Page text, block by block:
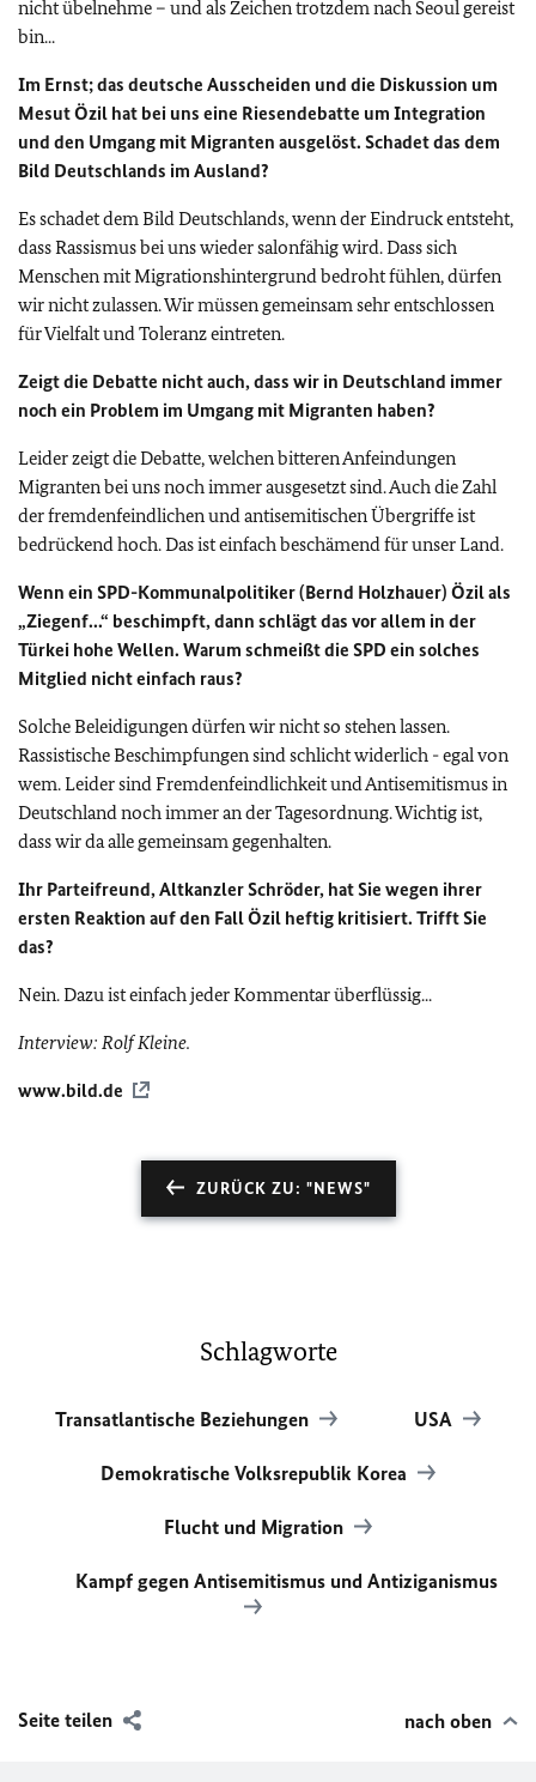
nicht übelnehme – und als Zeichen trotzdem nach Seoul gereist
bin...
Im Ernst; das deutsche Ausscheiden und die Diskussion um
Mesut Özil hat bei uns eine Riesendebatte um Integration
und den Umgang mit Migranten ausgelöst. Schadet das dem
Bild Deutschlands im Ausland?
Es schadet dem Bild Deutschlands, wenn der Eindruck entsteht,
dass Rassismus bei uns wieder salonfähig wird. Dass sich
Menschen mit Migrationshintergrund bedroht fühlen, dürfen
wir nicht zulassen. Wir müssen gemeinsam sehr entschlossen
für Vielfalt und Toleranz eintreten.
Zeigt die Debatte nicht auch, dass wir in Deutschland immer
noch ein Problem im Umgang mit Migranten haben?
Leider zeigt die Debatte, welchen bitteren Anfeindungen
Migranten bei uns noch immer ausgesetzt sind. Auch die Zahl
der fremdenfeindlichen und antisemitischen Übergriffe ist
bedrückend hoch. Das ist einfach beschämend für unser Land.
Wenn ein SPD-Kommunalpolitiker (Bernd Holzhauer) Özil als
„Ziegenf...“ beschimpft, dann schlägt das vor allem in der
Türkei hohe Wellen. Warum schmeißt die SPD ein solches
Mitglied nicht einfach raus?
Solche Beleidigungen dürfen wir nicht so stehen lassen.
Rassistische Beschimpfungen sind schlicht widerlich - egal von
wem. Leider sind Fremdenfeindlichkeit und Antisemitismus in
Deutschland noch immer an der Tagesordnung. Wichtig ist,
dass wir da alle gemeinsam gegenhalten.
Ihr Parteifreund, Altkanzler Schröder, hat Sie wegen ihrer
ersten Reaktion auf den Fall Özil heftig kritisiert. Trifft Sie
das?
Nein. Dazu ist einfach jeder Kommentar überflüssig...
Interview: Rolf Kleine.
www.bild.de
ZURÜCK ZU: "NEWS"
Schlagworte
Transatlantische Beziehungen USA
Demokratische Volksrepublik Korea
Flucht und Migration
Kampf gegen Antisemitismus und Antiziganismus
Seite teilen nach oben